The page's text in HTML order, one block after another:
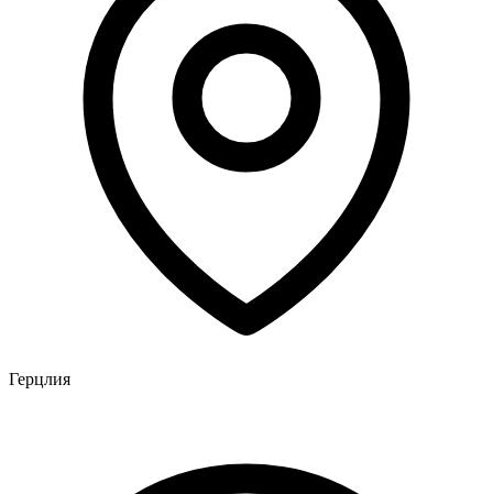
Герцлия